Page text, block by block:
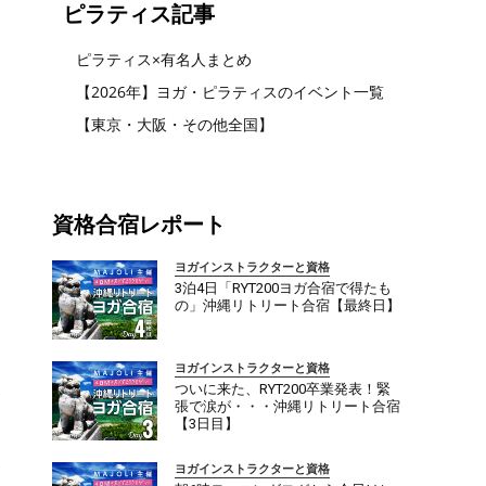
ピラティス記事
ピラティス×有名人まとめ
【2026年】ヨガ・ピラティスのイベント一覧
【東京・大阪・その他全国】
資格合宿レポート
ヨガインストラクターと資格
3泊4日「RYT200ヨガ合宿で得たも
の」沖縄リトリート合宿【最終日】
ヨガインストラクターと資格
ついに来た、RYT200卒業発表！緊
張で涙が・・・沖縄リトリート合宿
【3日目】
ヨガインストラクターと資格